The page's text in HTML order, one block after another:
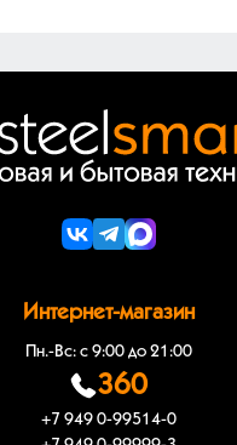
Интернет-магазин
Пн.-Вс: с 9:00 до 21:00
360
+7 949 0-99514-0